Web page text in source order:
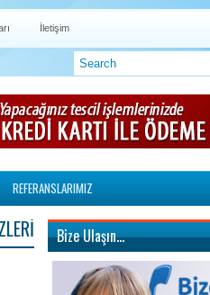
İletişim
REFERANSLARIMIZ
Bize Ulaşın…